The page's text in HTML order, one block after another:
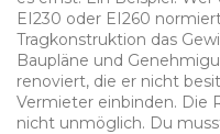
EI230 oder EI260
Tragkonstruktion das
Baupläne und
renoviert, die er nicht
Vermieter einbinden. Die
nicht unmöglich. Du